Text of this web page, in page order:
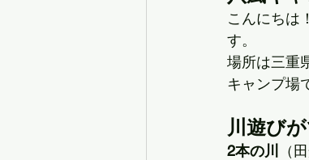
こんにちは
す。
場所は三重
キャンプ場
川遊び
2本の川
（